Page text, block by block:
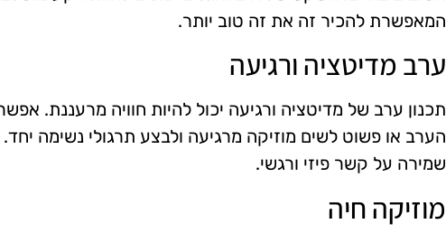
המאפשרת להכיר זה את זה טוב יותר.
ערב מדיטציה ורגיעה
תכנון ערב של מדיטציה ורגיעה יכול להיות חוויה מרעננת.
הערב או פשוט לשים מוזיקה מרגיעה ולבצע תרגולי נשימה יחד.
שמירה על קשר פיזי ורגשי.
מוזיקה חיה